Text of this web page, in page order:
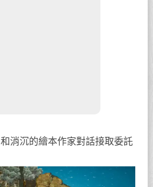
消沉的繪本作家對話接取委託